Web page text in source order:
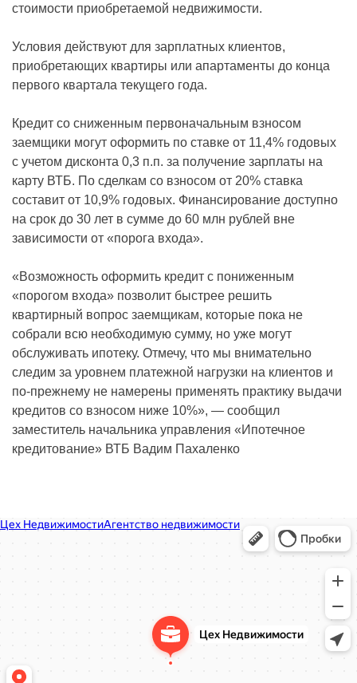
стоимости приобретаемой недвижимости.
Условия действуют для зарплатных клиентов,
приобретающих квартиры или апартаменты до конца
первого квартала текущего года.
Кредит со сниженным первоначальным взносом
заемщики могут оформить по ставке от 11,4% годовых
с учетом дисконта 0,3 п.п. за получение зарплаты на
карту ВТБ. По сделкам со взносом от 20% ставка
составит от 10,9% годовых. Финансирование доступно
на срок до 30 лет в сумме до 60 млн рублей вне
зависимости от «порога входа».
«Возможность оформить кредит с пониженным
«порогом входа» позволит быстрее решить
квартирный вопрос заемщикам, которые пока не
собрали всю необходимую сумму, но уже могут
обслуживать ипотеку. Отмечу, что мы внимательно
следим за уровнем платежной нагрузки на клиентов и
по-прежнему не намерены применять практику выдачи
кредитов со взносом ниже 10%», — сообщил
заместитель начальника управления «Ипотечное
кредитование» ВТБ Вадим Пахаленко